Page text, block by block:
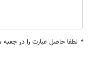
* لطفا حاصل عبارت را در جعبه